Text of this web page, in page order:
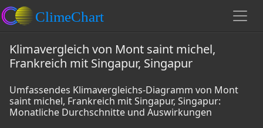
Klimavergleich von Mont saint michel,
Frankreich mit Singapur, Singapur
Umfassendes Klimavergleichs-Diagramm von Mont
saint michel, Frankreich mit Singapur, Singapur:
Monatliche Durchschnitte und Auswirkungen